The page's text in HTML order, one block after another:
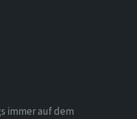
immer auf dem